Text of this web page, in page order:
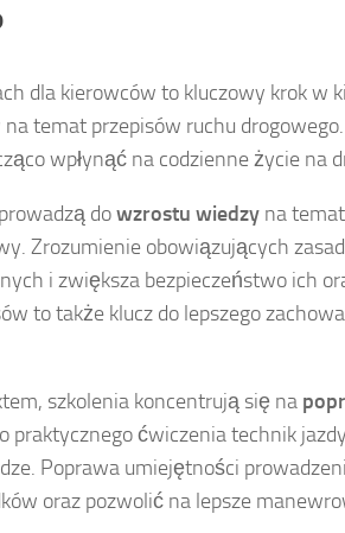
dla kierowców to kluczowy krok w
temat przepisów ruchu
wpłynąć na codzienne życie na
dowzrostu wiedzy na
Zrozumienie obowiązujących
i zwiększa bezpieczeństwo ich
to także klucz do lepszego
szkolenia koncentrują się na
praktycznego ćwiczenia technik
Poprawa umiejętności
oraz pozwolić na lepsze